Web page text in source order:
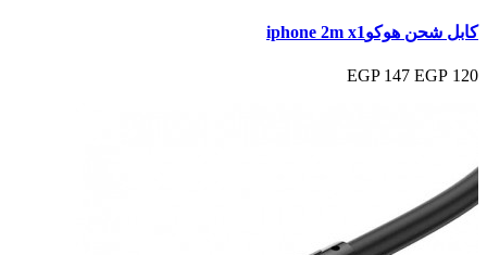
كابل شحن هوكوiphone 2m x1
120 EGP
147 EGP